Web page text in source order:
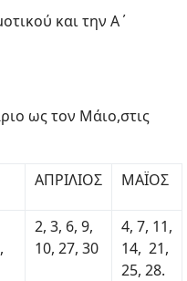
και την Α΄
ως τον Μάιο,στις
ΑΠΡΙΛΙΟΣ ΜΑΪΟΣ
2, 3, 6, 9,
10, 27, 30
4, 7, 11,
14, 21,
25, 28.